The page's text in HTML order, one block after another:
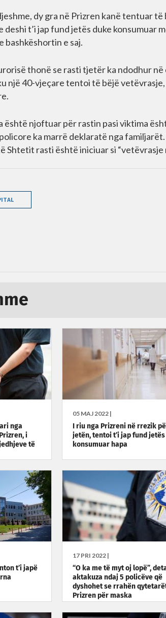
dy gra në Prizren kanë tentuar
deshi t’i jap fund jetës duke konsumuar
bashkëshortin e saj.
thonë se rasti tjetër ka ndodhur
një 40-vjeçare tentoi të bëjë
është njoftuar për rastin pasi viktima
ka marrë deklaratë nga
Shtetit rasti është iniciuar si “vetëvrasje
nga
i
të
05 MAJ 2022 |
I riu nga Prizreni në rrezik
jetën, tentoi t’i jap fund
konsumuar hapa
t’i japë
17 PRI 2022 |
“O ka me të myt oj lopë”,
aktakuza ndaj 5 policëve që
dyshohet se rrahën
Prizren për maska